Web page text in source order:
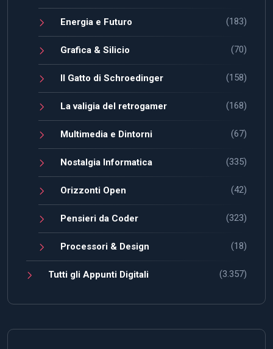
Energia e Futuro (183)
Grafica & Silicio (70)
Il Gatto di Schroedinger (158)
La valigia del retrogamer (168)
Multimedia e Dintorni (67)
Nostalgia Informatica (335)
Orizzonti Open (42)
Pensieri da Coder (323)
Processori & Design (18)
Tutti gli Appunti Digitali (3.357)